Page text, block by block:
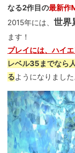
なる2作目の最新作
2015年には、 世界
ます！
プレイには、ハイ
レベル35までなら
るようになりました